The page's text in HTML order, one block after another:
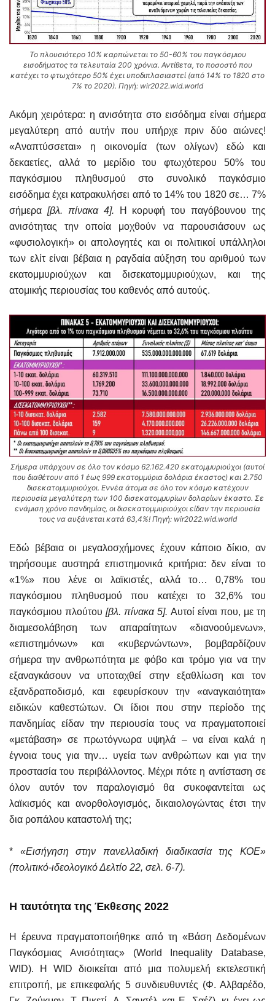
Το πλουσιότερο 10% καρπώνεται το 50-60% του παγκόσμιου
εισοδήματος τα τελευταία 200 χρόνια. Αντίθετα, το ποσοστό που
κατέχει το φτωχότερο 50% έχει υποδιπλασιαστεί (από 14% το 1820 στο
7% το 2020). Πηγή: wir2022.wid.world
Ακόμη χειρότερα: η ανισότητα στο εισόδημα είναι σήμερα
μεγαλύτερη από αυτήν που υπήρχε πριν δύο αιώνες!
«Αναπτύσσεται» η οικονομία (των ολίγων) εδώ και
δεκαετίες, αλλά το μερίδιο του φτωχότερου 50% του
παγκόσμιου πληθυσμού στο συνολικό παγκόσμιο
εισόδημα έχει κατρακυλήσει από το 14% του 1820 σε… 7%
σήμερα [βλ. πίνακα 4]. Η κορυφή του παγόβουνου της
ανισότητας την οποία μοχθούν να παρουσιάσουν ως
«φυσιολογική» οι απολογητές και οι πολιτικοί υπάλληλοι
των ελίτ είναι βέβαια η ραγδαία αύξηση του αριθμού των
εκατομμυριούχων και δισεκατομμυριούχων, και της
ατομικής περιουσίας του καθενός από αυτούς.
Σήμερα υπάρχουν σε όλο τον κόσμο 62.162.420 εκατομμυριούχοι (αυτοί
που διαθέτουν από 1 έως 999 εκατομμύρια δολάρια έκαστος) και 2.750
δισεκατομμυριούχοι. Εννέα άτομα σε όλο τον κόσμο κατέχουν
περιουσία μεγαλύτερη των 100 δισεκατομμυρίων δολαρίων έκαστο. Σε
ενάμιση χρόνο πανδημίας, οι δισεκατομμυριούχοι είδαν την περιουσία
τους να αυξάνεται κατά 63,4%! Πηγή: wir2022.wid.world
Εδώ βέβαια οι μεγαλοσχήμονες έχουν κάποιο δίκιο, αν
τηρήσουμε αυστηρά επιστημονικά κριτήρια: δεν είναι το
«1%» που λένε οι λαϊκιστές, αλλά το… 0,78% του
παγκόσμιου πληθυσμού που κατέχει το 32,6% του
παγκόσμιου πλούτου[βλ. πίνακα 5]. Αυτοί είναι που, με τη
διαμεσολάβηση των απαραίτητων «διανοούμενων»,
«επιστημόνων» και «κυβερνώντων», βομβαρδίζουν
σήμερα την ανθρωπότητα με φόβο και τρόμο για να την
εξαναγκάσουν να υποταχθεί στην εξαθλίωση και τον
εξανδραποδισμό, και εφευρίσκουν την «αναγκαιότητα»
ειδικών καθεστώτων. Οι ίδιοι που στην περίοδο της
πανδημίας είδαν την περιουσία τους να πραγματοποιεί
«μετάβαση» σε πρωτόγνωρα υψηλά – να είναι καλά η
έγνοια τους για την… υγεία των ανθρώπων και για την
προστασία του περιβάλλοντος. Μέχρι πότε η αντίσταση σε
όλον αυτόν τον παραλογισμό θα συκοφαντείται ως
λαϊκισμός και ανορθολογισμός, δικαιολογώντας έτσι την
δια ροπάλου καταστολή της;
* «Εισήγηση στην πανελλαδική διαδικασία της ΚΟΕ»
(πολιτικό-ιδεολογικό Δελτίο 22, σελ. 6-7).
Η ταυτότητα της Έκθεσης 2022
Η έρευνα πραγματοποιήθηκε από τη «Βάση Δεδομένων
Παγκόσμιας Ανισότητας» (World Inequality Database,
WID). Η WID διοικείται από μια πολυμελή εκτελεστική
επιτροπή, με επικεφαλής 5 συνδιευθυντές (Φ. Αλβαρέδο,